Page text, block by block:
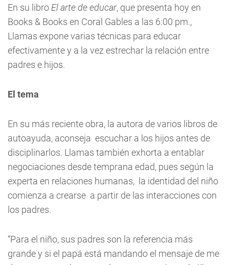
En su libroEl arte de educar, que presenta hoy en
Books & Books en Coral Gables a las 6:00 pm.,
Llamas expone varias técnicas para educar
efectivamente y a la vez estrechar la relación entre
padres e hijos.
El tema
En su más reciente obra, la autora de varios libros de
autoayuda, aconseja escuchar a los hijos antes de
disciplinarlos. Llamas también exhorta a entablar
negociaciones desde temprana edad, pues según la
experta en relaciones humanas, la identidad del niño
comienza a crearse a partir de las interacciones con
los padres.
“Para el niño, sus padres son la referencia más
grande y si el papá está mandando el mensaje de me